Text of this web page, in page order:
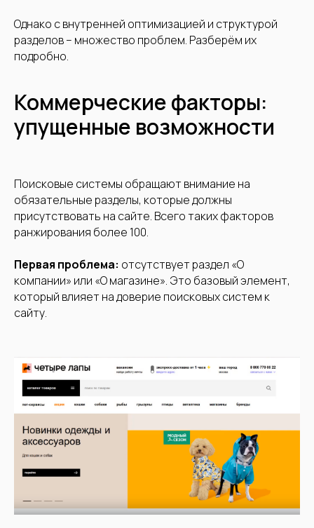
Однако с внутренней оптимизацией и структурой
разделов – множество проблем. Разберём их
подробно.
Коммерческие факторы:
упущенные возможности
Поисковые системы обращают внимание на
обязательные разделы, которые должны
присутствовать на сайте. Всего таких факторов
ранжирования более 100.
Первая проблема: отсутствует раздел «О
компании» или «О магазине». Это базовый элемент,
который влияет на доверие поисковых систем к
сайту.